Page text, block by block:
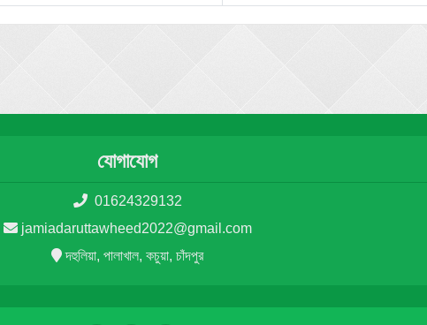
যোগাযোগ
01624329132
jamiadaruttawheed2022@gmail.com
দহুলিয়া, পালাখাল, কচুয়া, চাঁদপুর